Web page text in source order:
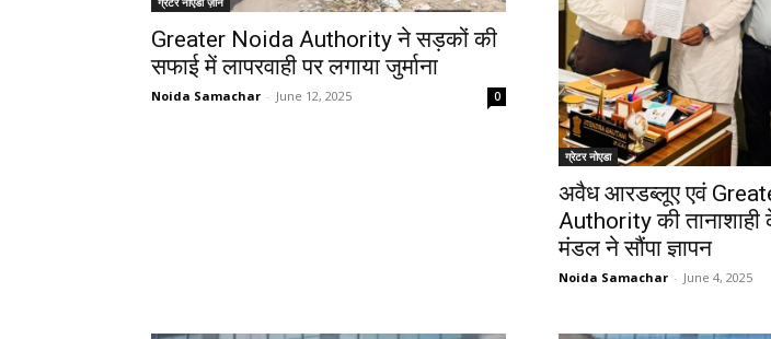
Greater Noida Authority ने सड़कों की
सफाई में लापरवाही पर लगाया जुर्माना
Noida Samachar - June 12, 2025 0
ग्रेटर नोएडा
अवैध आरडब्लूए एवं
Authority की तानाशाही
मंडल ने सौंपा ज्ञापन
Noida Samachar - June 4, 2025